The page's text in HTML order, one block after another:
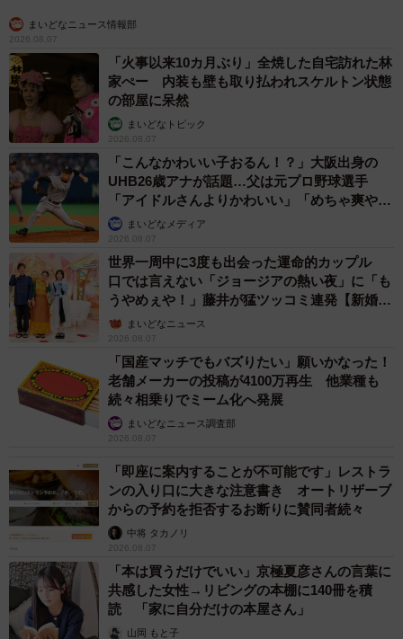
まいどなニュース情報部
2026.08.07
「火事以来10カ月ぶり」全焼した自宅訪れた林
家ぺー 内装も壁も取り払われスケルトン状態
の部屋に呆然
まいどなトピック
2026.08.07
「こんなかわいい子おるん！？」大阪出身の
UHB26歳アナが話題…父は元プロ野球選手
「アイドルさんよりかわいい」「めちゃ爽や
か」まいどなメディア
2026.08.07
世界一周中に3度も出会った運命的カップル
口では言えない「ジョージアの熱い夜」に「も
うやめぇや！」藤井が猛ツッコミ連発【新婚さ
ん】まいどなニュース
2026.08.07
「国産マッチでもバズりたい」願いかなった！
老舗メーカーの投稿が4100万再生 他業種も
続々相乗りでミーム化へ発展
まいどなニュース調査部
2026.08.07
「即座に案内することが不可能です」レストラ
ンの入り口に大きな注意書き オートリザーブ
からの予約を拒否するお断りに賛同者続々
中将 タカノリ
2026.08.07
「本は買うだけでいい」京極夏彦さんの言葉に
共感した女性→リビングの本棚に140冊を積
読 「家に自分だけの本屋さん」
山岡 もと子